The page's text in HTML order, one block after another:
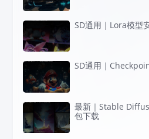
SD通用｜Lora模型
SD通用｜
最新｜Stable
包下载